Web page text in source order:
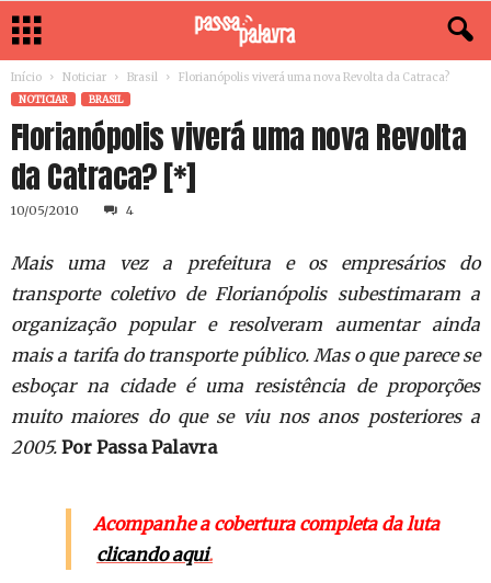
Início Noticiar Brasil Florianópolis viverá uma nova Revolta da Catraca?
NOTICIAR BRASIL
Florianópolis viverá uma nova Revolta
da Catraca? [*]
10/05/2010 4
Mais uma vez a prefeitura e os empresários do
transporte coletivo de Florianópolis subestimaram a
organização popular e resolveram aumentar ainda
mais a tarifa do transporte público. Mas o que parece se
esboçar na cidade é uma resistência de proporções
muito maiores do que se viu nos anos posteriores a
2005. Por Passa Palavra
Acompanhe a cobertura completa da luta
clicando aqui.